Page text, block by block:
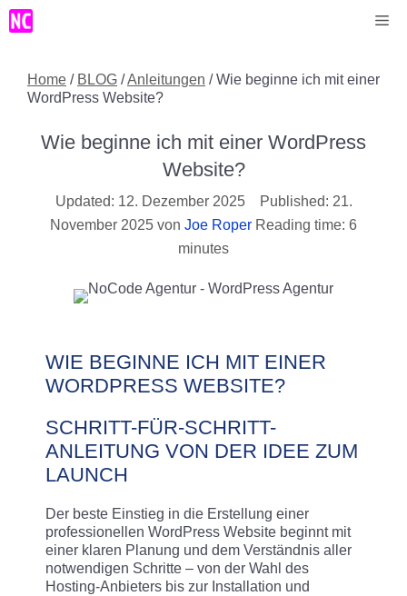
Zum
Inhalt
Home / BLOG /Anleitungen /Wie beginne ich mit einer
WordPress Website?
Wie beginne ich mit einer WordPress
Website?
12. Dezember 2025
21.
November 2025 von Joe Roper Reading time: 6
minutes
WIE BEGINNE ICH MIT EINER
WORDPRESS WEBSITE?
SCHRITT-FÜR-SCHRITT-
ANLEITUNG VON DER IDEE ZUM
LAUNCH
Der beste Einstieg in die Erstellung einer
professionellen WordPress Website beginnt mit
einer klaren Planung und dem Verständnis aller
notwendigen Schritte – von der Wahl des
Hosting-Anbieters bis zur Installation und